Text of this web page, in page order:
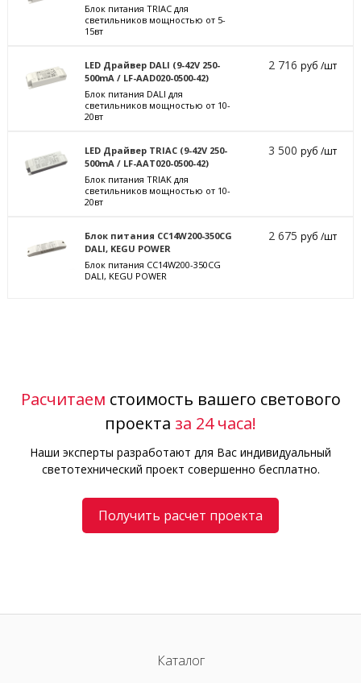
Блок питания TRIAC для
светильников мощностью от 5-
15вт
LED Драйвер DALI (9-42V 250-
500mA / LF-AAD020-0500-42)
Блок питания DALI для
светильников мощностью от 10-
20вт
2 716руб /шт
LED Драйвер TRIAC (9-42V 250-
500mA / LF-AAT020-0500-42)
Блок питания TRIAK для
светильников мощностью от 10-
20вт
3 500руб /шт
Блок питания CC14W200-350CG
DALI, KEGU POWER
Блок питания CC14W200-350CG
DALI, KEGU POWER
2 675руб /шт
Расчитаем стоимость вашего светового
проекта за 24 часа!
Наши эксперты разработают для Вас индивидуальный
светотехнический проект совершенно бесплатно.
Получить расчет проекта
Каталог